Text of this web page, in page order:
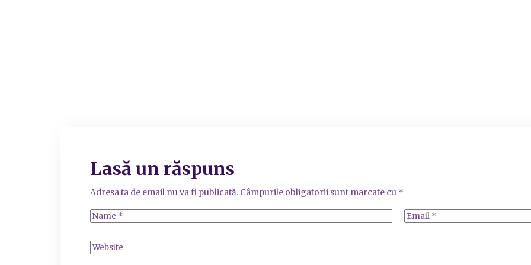
Lasă un răspuns
Adresa ta de email nu va fi publicată. Câmpurile obligatorii sunt marcate cu *